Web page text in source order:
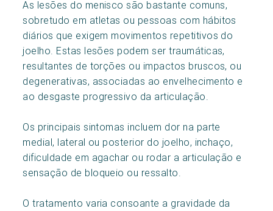
As lesões do menisco são bastante comuns,
sobretudo em atletas ou pessoas com hábitos
diários que exigem movimentos repetitivos do
joelho. Estas lesões podem ser traumáticas,
resultantes de torções ou impactos bruscos, ou
degenerativas, associadas ao envelhecimento e
ao desgaste progressivo da articulação.
Os principais sintomas incluem dor na parte
medial, lateral ou posterior do joelho, inchaço,
dificuldade em agachar ou rodar a articulação e
sensação de bloqueio ou ressalto.
O tratamento varia consoante a gravidade da